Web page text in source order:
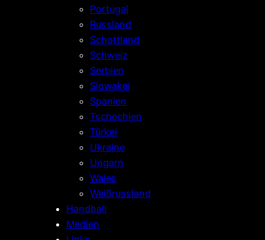
Portugal
Russland
Schottland
Schweiz
Serbien
Slowakei
Spanien
Tschechien
Türkei
Ukraine
Ungarn
Wales
Weißrussland
Handball
Medien